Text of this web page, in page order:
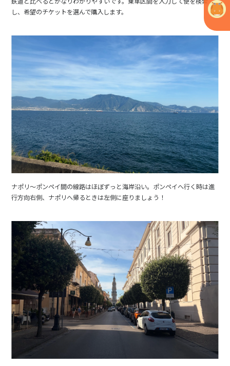
し、希望のチケットを選んで購入します。
ナポリ～ポンペイ間の線路はほぼずっと海岸沿い。ポンペイへ行く時は進
行方向右側、ナポリへ帰るときは左側に座りましょう！